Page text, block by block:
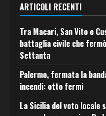
ARTICOLI RECENTI
Tra Macari, San Vito e
battaglia civile che
Settanta
Palermo, fermata la
incendi: otto fermi
La Sicilia del voto